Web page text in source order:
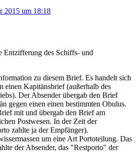
2015 um 18:18
Entzifferung des Schiffs- und
zu diesem Brief. Es handelt sich
einen Kapitänsbrief (außerhalb des
Der Absender übergab den Brief
gegen einen einen bestimmten Obulus.
mit und übergab den Brief am
Postwesen. In der Zeit der
zahlte ja der Empfänger).
um eine Art Portoteilung. Das
der Absender, das "Restporto" der